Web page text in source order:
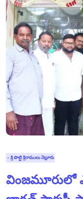
- శ్రీ పొట్టి శ్రీరాములు నెల్లూరు
వింజమూరులో